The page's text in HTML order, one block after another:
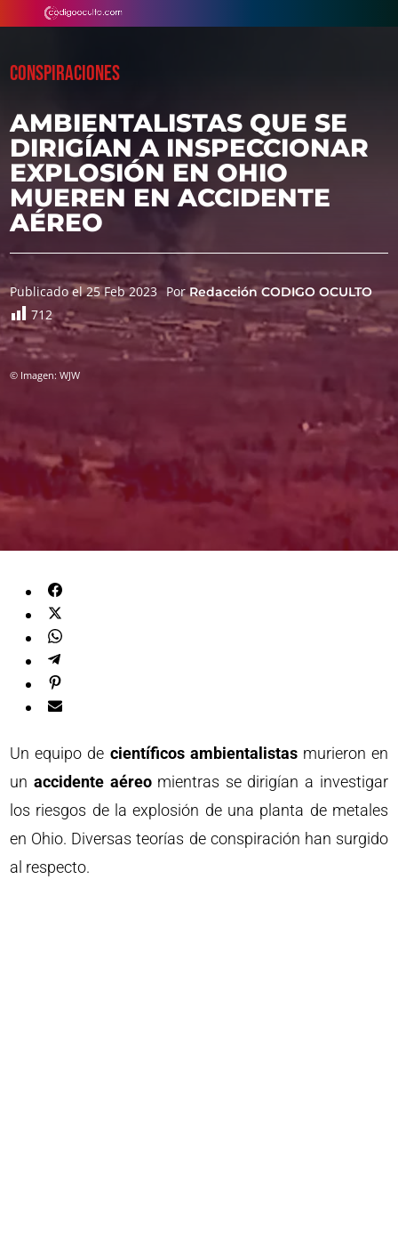
CONSPIRACIONES
AMBIENTALISTAS QUE SE
DIRIGÍAN A INSPECCIONAR
EXPLOSIÓN EN OHIO
MUEREN EN ACCIDENTE
AÉREO
Publicado el 25 Feb 2023 PorRedacción CODIGO OCULTO
712
© Imagen: WJW
Un equipo de científicos ambientalistasmurieron en
un accidente aéreomientras se dirigían a investigar
los riesgos de la explosión de una planta de metales
en Ohio. Diversas teorías de conspiración han surgido
al respecto.